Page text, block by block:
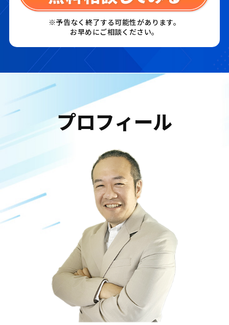
※予告なく終了する可能性があります。
お早めにご相談ください。
プロフィール